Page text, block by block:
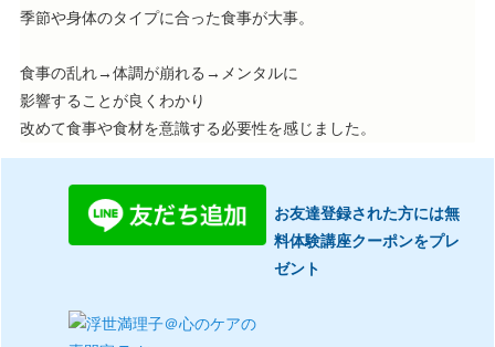
季節や身体のタイプに合った食事が大事。
食事の乱れ→体調が崩れる→メンタルに
影響することが良くわかり
改めて食事や食材を意識する必要性を感じました。
お友達登録された方には無
料体験講座クーポンをプレ
ゼント